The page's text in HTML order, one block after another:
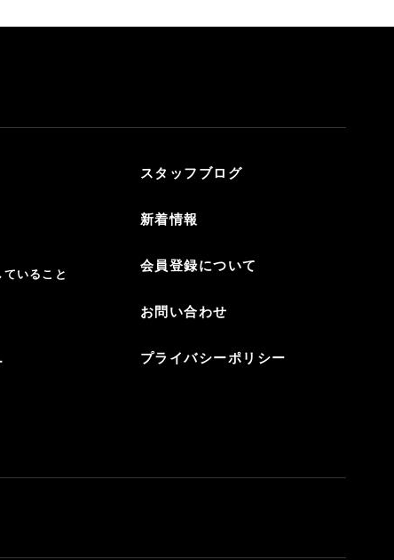
いること
スタッフブログ
新着情報
会員登録について
お問い合わせ
プライバシーポリシー